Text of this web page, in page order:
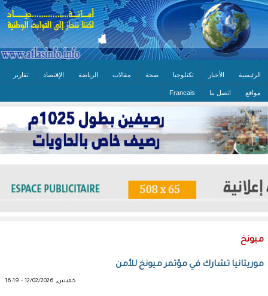
الرئيسية الأخبار تكنلوجيا صحة مقالات الرياضة الإقتصاد تقارير
مواقع اتصل بنا Francais
ميونخ
موريتانيا تشارك في مؤتمر ميونخ للأمن
خميس, 12/02/2026 - 16:19